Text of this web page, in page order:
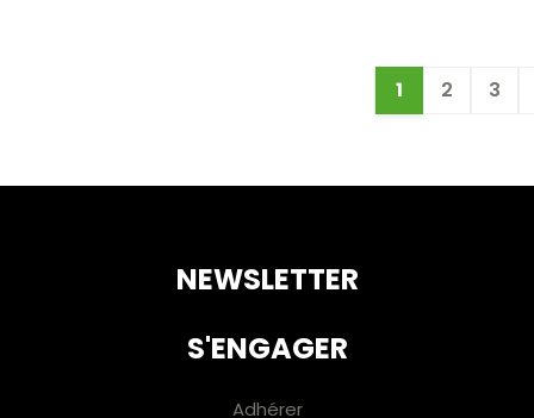
1 2 3
NEWSLETTER
S'ENGAGER
Adhérer